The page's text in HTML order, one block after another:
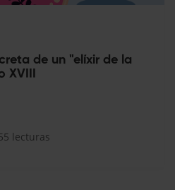
de un "elíxir de la
XVIII
lecturas